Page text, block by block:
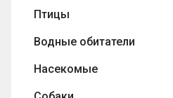
Птицы
Водные обитатели
Насекомые